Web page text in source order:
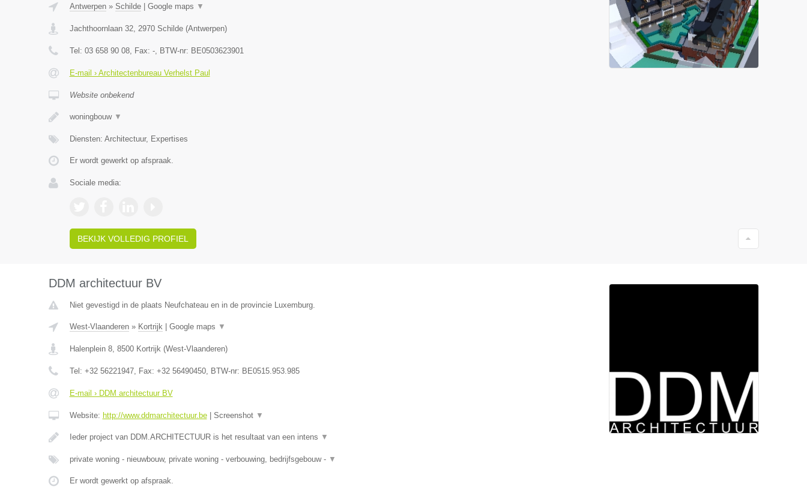
Antwerpen» Schilde| Google maps ▼
Jachthoornlaan 32, 2970 Schilde(Antwerpen)
Tel: 03 658 90 08, Fax: -, BTW-nr: BE0503623901
E-mail › Architectenbureau Verhelst Paul
Website onbekend
woningbouw ▼
Diensten: Architectuur, Expertises
Er wordt gewerkt op afspraak.
Sociale media:
BEKIJK VOLLEDIG PROFIEL
DDM architectuur BV
Niet gevestigd in de plaats Neufchateau en in de provincie Luxemburg.
West-Vlaanderen» Kortrijk| Google maps ▼
Halenplein 8, 8500 Kortrijk(West-Vlaanderen)
Tel: +32 56221947, Fax: +32 56490450, BTW-nr: BE0515.953.985
E-mail › DDM architectuur BV
Website: http://www.ddmarchitectuur.be| Screenshot ▼
Ieder project van DDM.ARCHITECTUUR is het resultaat van een intens ▼
private woning - nieuwbouw, private woning - verbouwing, bedrijfsgebouw - ▼
Er wordt gewerkt op afspraak.